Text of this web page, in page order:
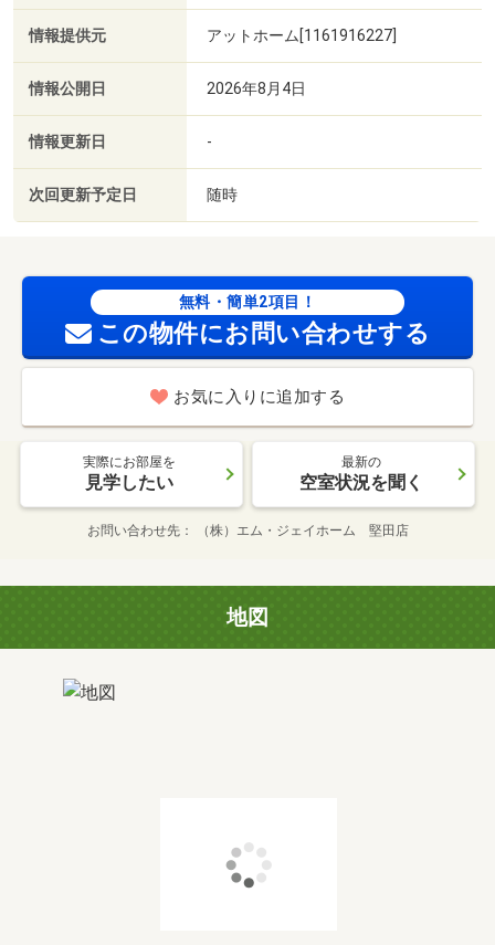
情報提供元 アットホーム[1161916227]
情報公開日 2026年8月4日
情報更新日 -
次回更新予定日 随時
無料・簡単2項目！
この物件にお問い合わせする
お気に入りに追加する
実際にお部屋を
見学したい
最新の
空室状況を聞く
お問い合わせ先 （株）エム・ジェイホーム 堅田店
地図